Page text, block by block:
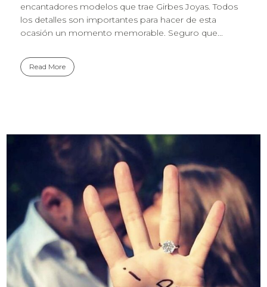
encantadores modelos que trae Girbes Joyas. Todos
los detalles son importantes para hacer de esta
ocasión un momento memorable. Seguro que...
Read More